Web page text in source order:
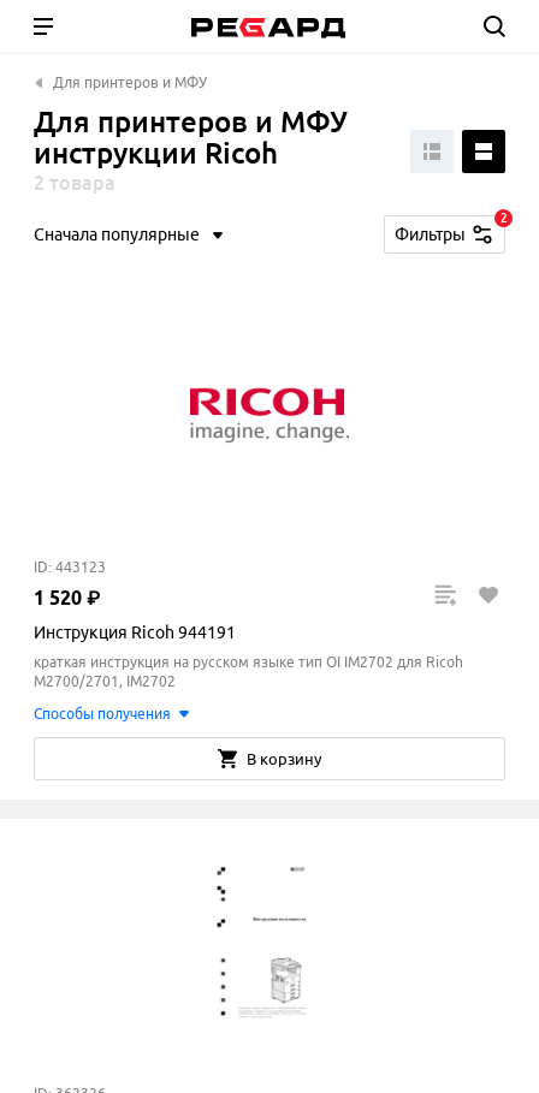
Для принтеров и МФУ
Для принтеров и МФУ
инструкции Ricoh
2 товара
Сначала популярные Фильтры
2
ID: 443123
1 520 ₽
Инструкция Ricoh 944191
краткая инструкция на русском языке тип OI IM2702 для Ricoh
M2700/2701, IM2702
Способы получения
В корзину